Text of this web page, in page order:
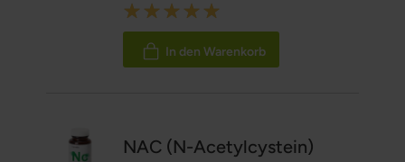
Rating:
100%
In den Warenkorb
NAC (N-Acetylcystein)